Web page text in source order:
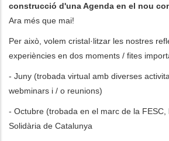
construcció d'una Agenda en el nou
Ara més que mai!
Per això, volem cristal·litzar les nostres
experiències en dos moments / fites
- Juny (trobada virtual amb diverses
webminars i / o reunions)
- Octubre (trobada en el marc de la FESC,
Solidària de Catalunya